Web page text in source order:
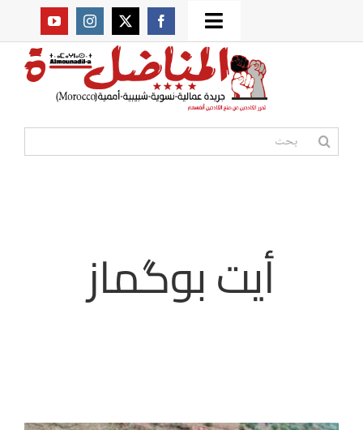
to
Toggle
Navigation
من نحن؟
البحث
أيت بوگماز